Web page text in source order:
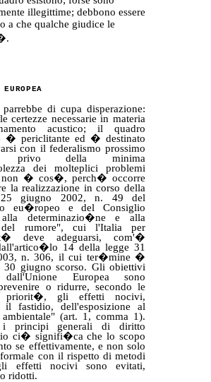
illegittime; debbono essere
a che qualche giudice le
.
di cupa disperazione:
certezze necessarie in materia
acustico; il quadro
�periclitante ed � destinato
con il federalismo prossimo
privo della minima
dei molteplici problemi
non � cos�, perch� occorre
la realizzazione in corso della
25 giugno 2002, n. 49 del
eu�ropeo e del Consiglio
determinazio�nee alla
del rumore", cui l'Italia per
deve adeguarsi, com'�
14 della legge 31
n. 306, il cui ter�mine �
30 giugno scorso. Gli obiettivi
Europea sono
o ridurre, secondo le
priorit�, gli effetti nocivi,
il fastidio, dell'esposizione al
" (art. 1, comma 1).
i principi generali di diritto
ci� signifi�ca che lo scopo
se effettivamente, e non solo
con il rispetto di metodi
effetti nocivi sono evitati,
ridotti.